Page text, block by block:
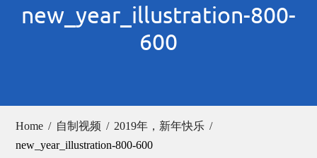
new_year_illustration-800-
600
Home 自制视频
2019年，新年快乐
new_year_illustration-800-600